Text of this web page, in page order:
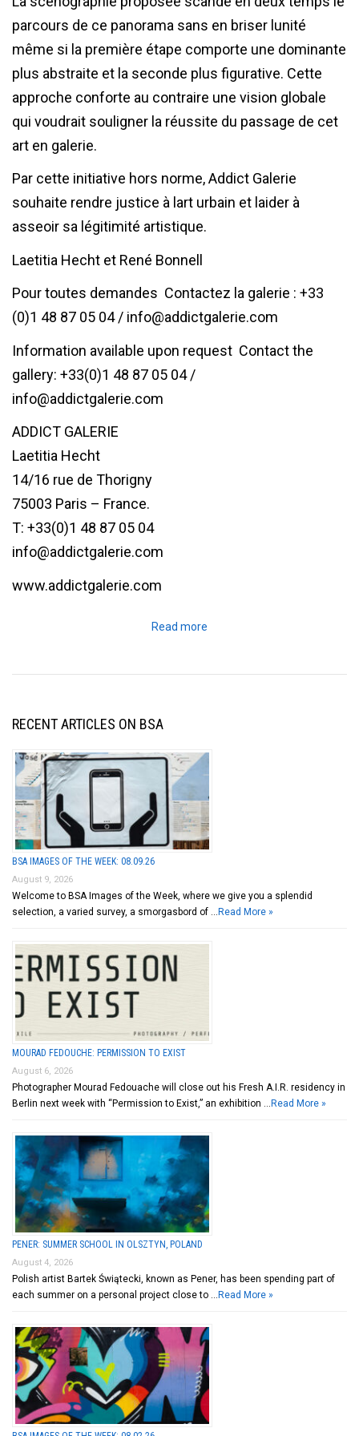
parcours de ce panorama sans en briser lunité
même si la première étape comporte une dominante
plus abstraite et la seconde plus figurative. Cette
approche conforte au contraire une vision globale
qui voudrait souligner la réussite du passage de cet
art en galerie.
Par cette initiative hors norme, Addict Galerie
souhaite rendre justice à lart urbain et laider à
asseoir sa légitimité artistique.
Laetitia Hecht et René Bonnell
Pour toutes demandes  Contactez la galerie : +33
(0)1 48 87 05 04 / info@addictgalerie.com
Information available upon request  Contact the
gallery: +33(0)1 48 87 05 04 /
info@addictgalerie.com
ADDICT GALERIE
Laetitia Hecht
14/16 rue de Thorigny
75003 Paris – France.
T: +33(0)1 48 87 05 04
info@addictgalerie.com
www.addictgalerie.com
Read more
RECENT ARTICLES ON BSA
BSA IMAGES OF THE WEEK: 08.09.26
August 9, 2026
Welcome to BSA Images of the Week, where we give you a splendid
selection, a varied survey, a smorgasbord of … Read More »
MOURAD FEDOUCHE: PERMISSION TO EXIST
August 6, 2026
Photographer Mourad Fedouache will close out his Fresh A.I.R. residency in
Berlin next week with “Permission to Exist,” an exhibition … Read More »
PENER: SUMMER SCHOOL IN OLSZTYN, POLAND
August 4, 2026
Polish artist Bartek Świątecki, known as Pener, has been spending part of
each summer on a personal project close to … Read More »